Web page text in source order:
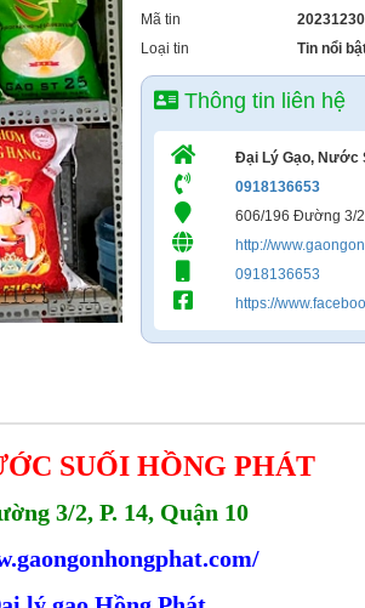
Mã tin
Loại tin
Tin nổi
Thông tin liên hệ
Đại Lý Gạo, Nước
0918136653
606/196 Đường 3/
http://
0918136653
https://
SUỐI HỒNG PHÁT
3/2, P. 14, Quận 10
gaongonhongphat.com/